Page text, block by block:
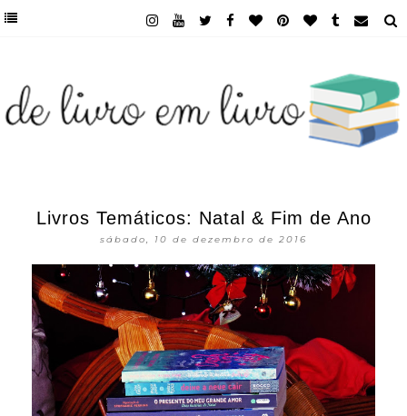
Livros Temáticos: Natal & Fim de Ano
sábado, 10 de dezembro de 2016